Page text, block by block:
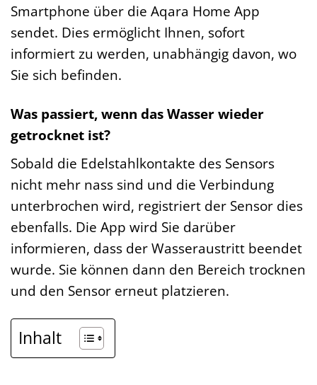
Smartphone über die Aqara Home App
sendet. Dies ermöglicht Ihnen, sofort
informiert zu werden, unabhängig davon, wo
Sie sich befinden.
Was passiert, wenn das Wasser wieder
getrocknet ist?
Sobald die Edelstahlkontakte des Sensors
nicht mehr nass sind und die Verbindung
unterbrochen wird, registriert der Sensor dies
ebenfalls. Die App wird Sie darüber
informieren, dass der Wasseraustritt beendet
wurde. Sie können dann den Bereich trocknen
und den Sensor erneut platzieren.
Inhalt